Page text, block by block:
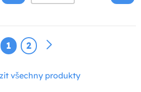
1 2
všechny produkty